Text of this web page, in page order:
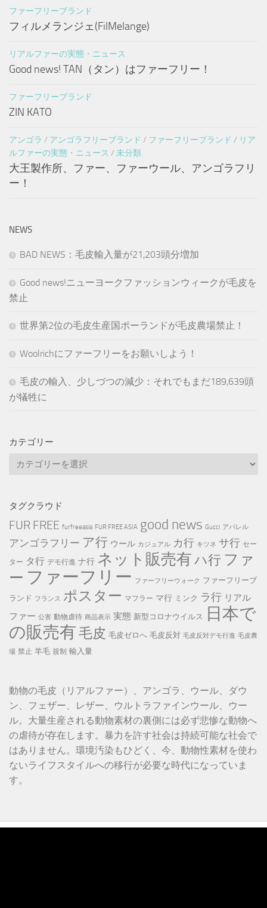
ファーフリーブランド
フィルメランジェ(FilMelange)
リアルファーの実態・ニュース
Good news! TAN（タン）はファーフリー！
ファーフリーブランド
ZIN KATO
アンゴラ / アンゴラフリーブランド / ファーフリーブランド / リア
ルファーの実態・ニュース / 未分類
大王製作所、ファー、ファーウール、アンゴラフリ
ー！
NEWS
BAD NEWS：毛皮輸入量が21,203頭分増加
Good news!ニューヨークファッションウィークが毛皮を
禁止
世界第2位の毛皮生産国ポーランドが毛皮農場禁止！
Woolrichにファーフリーをお願いしよう！
毛皮の輸入、少しづつの減少：それでもまだ189,639頭
が犠牲に
カテゴリー
カ
リ
ー
タグクラウド
FUR FREE furfreeasia FUR FREE ASIA good news Gucci アパレル
アンゴラフリー ア行 ウール カジュアル カ行 キツネ サ行 セー
ター タ行 デモ行進 ナ行 ネット販売有ハ行 ファ
ー ファーフリー ファーフリーウォーク ファーフリーブ
ランド フランス ポスター マフラー マ行 ミンク ラ行 リアル
ファー 公害 動物虐待 商品表示 実態 新型コロナウイルス
日本で
の販売有毛皮 毛皮ゼロへ 毛皮反対 毛皮反対デモ行進 毛皮農
場 禁止 羊毛 規制 輸入量
動物の毛皮（リアルファー）、アンゴラ、ウール、ダウ
ン、フェザー、レザー、ウルトラファインウール、ウー
ル。大量生産される動物素材の裏側には必ず悲惨な動物へ
の虐待が存在します。暴力を許す社会は持続可能な社会で
はありません。環境汚染もひどく、今、動物性素材を使わ
ないライフスタイルへの移行が必要な時代になっていま
す。